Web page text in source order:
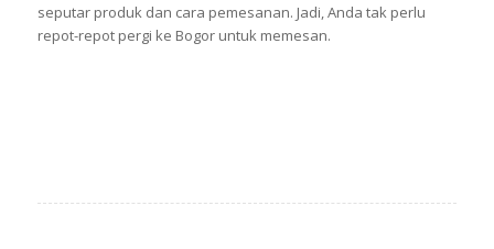
seputar produk dan cara pemesanan. Jadi, Anda tak perlu
repot-repot pergi ke Bogor untuk memesan.